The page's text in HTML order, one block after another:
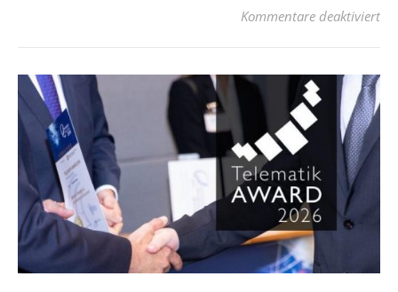
Kommentare deaktiviertfür